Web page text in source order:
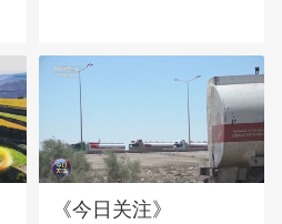
《今日关注》